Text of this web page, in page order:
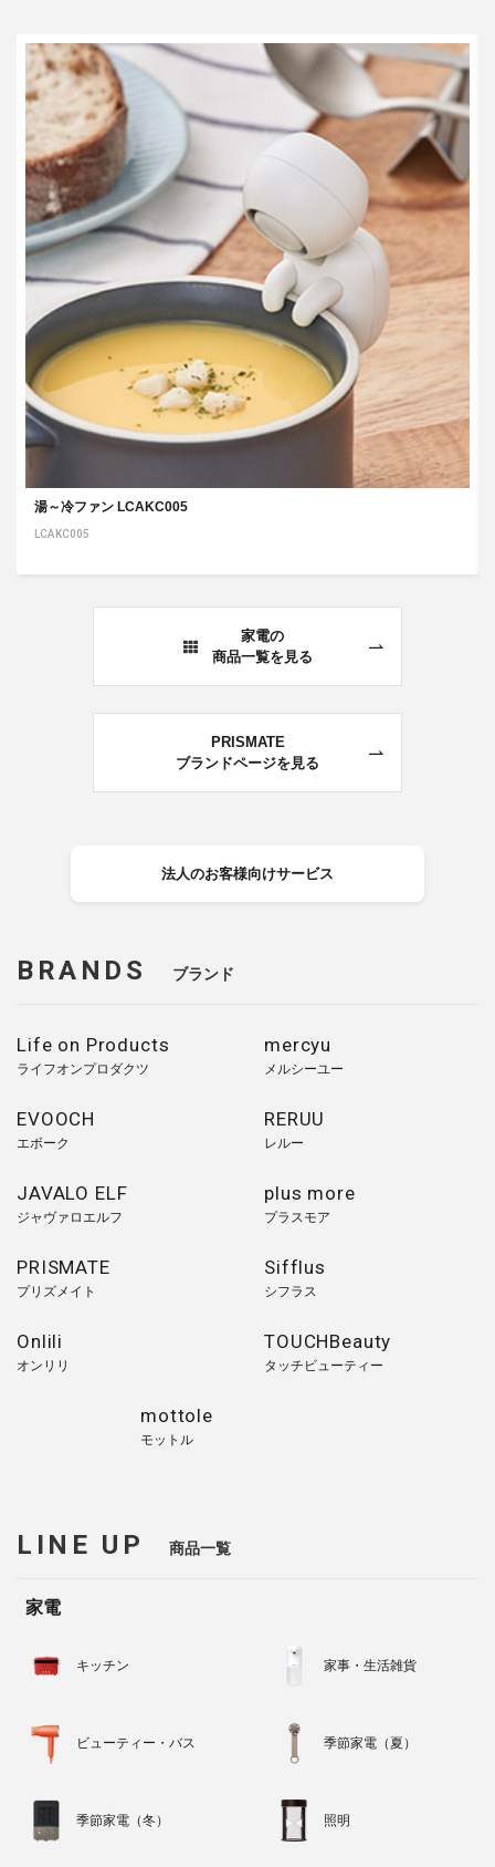
湯～冷ファン LCAKC005
LCAKC005
家電の
商品一覧を見る
PRISMATE
ブランドページを見る
法人のお客様向けサービス
BRANDS ブランド
Life on Products
ライフオンプロダクツ
mercyu
メルシーユー
EVOOCH
エボーク
RERUU
レルー
JAVALO ELF
ジャヴァロエルフ
plus more
プラスモア
PRISMATE
プリズメイト
Sifflus
シフラス
Onlili
オンリリ
TOUCHBeauty
タッチビューティー
mottole
モットル
LINE UP 商品一覧
家電
キッチン 家事・生活雑貨
ビューティー・バス 季節家電（夏）
季節家電（冬） 照明